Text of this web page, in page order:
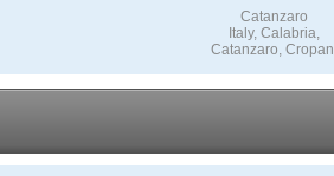
Catanzaro
Italy, Calabria,
Catanzaro,